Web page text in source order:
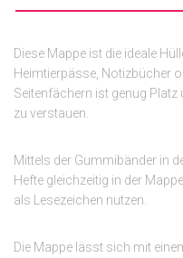
Diese Mappe ist die ideale
Heimtierpässe, Notizbücher
Seitenfächern ist genug
zu verstauen.
Mittels der Gummibänder in
Hefte gleichzeitig in der
als Lesezeichen nutzen.
Die Mappe lässt sich mit